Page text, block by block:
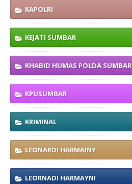
KAPOLRI
KEJATI SUMBAR
KHABID HUMAS POLDA SUMBAR
KPUSUMBAR
KRIMINAL
LEONARDI HARMAINY
LEORNADI HARMAYNI